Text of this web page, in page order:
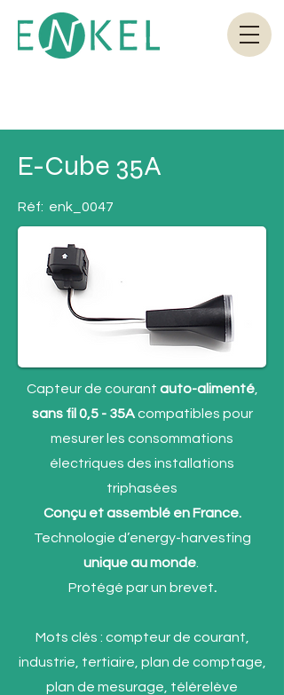
E-Cube 35A
Réf: enk_0047
Capteur de courant auto-alimenté,
sans fil 0,5 - 35Acompatibles pour
mesurer les consommations
électriques des installations
triphasées
Conçu et assemblé en France.
Technologie d’energy-harvesting
unique au monde.
Protégé par un brevet.
Mots clés : compteur de courant,
industrie, tertiaire, plan de comptage,
plan de mesurage, télérelève